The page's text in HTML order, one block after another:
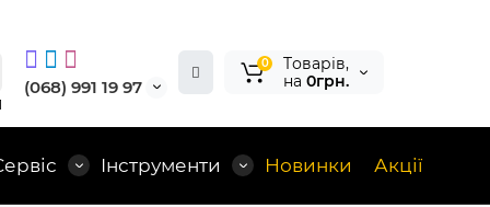
(068) 991 19 97
0
Tоварів,
на 0грн.
Інструменти Новинки Акції